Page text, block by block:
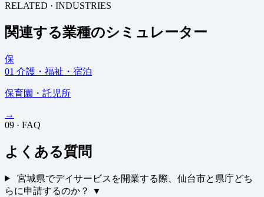
RELATED · INDUSTRIES
関連する業種のシミュレーター
保
01 介護・福祉・宿泊
保育園・託児所
→
09 · FAQ
よくある質問
宮城県でデイサービスを開業する際、仙台市と県庁どち
らに申請するのか？
▼